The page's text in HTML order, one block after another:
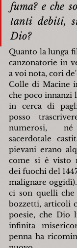
fuma? e che
tanti debiti,
Dio?
Quanto la lunga
canzonatorie in
a voi nota, cori
Colle di Macine
che poco innanzi
in cerca di
posso
numerosi,
sacerdotale
pievani erano
come si è visto
dei fuochi del
malignare
ci son quelli che
bozzetti, articoli
poesie, che Dio
infinita
penna ha